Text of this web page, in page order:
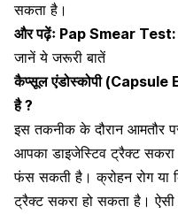
सकता है।
और पढ़ेंः Pap Smear Test:
जानें ये जरूरी बातें
कैप्सूल एंडोस्कोपी (Capsule
है ?
इस तकनीक के दौरान आमतौर
आपका डाइजेस्टिव ट्रैक्ट सकरा
फंस सकती है। क्रोहन रोग या
ट्रैक्ट सकरा हो सकता है। ऐसी